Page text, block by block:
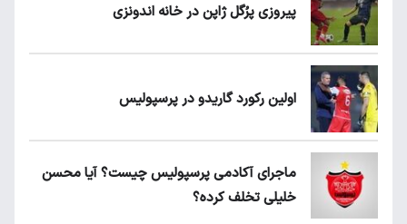
پیروزی پرُگل ژاپن در خانه اندونزی
اولین رکورد گاریدو در پرسپولیس
ماجرای آکادمی پرسپولیس چیست؟ آیا محسن
خلیلی تخلف کرده؟